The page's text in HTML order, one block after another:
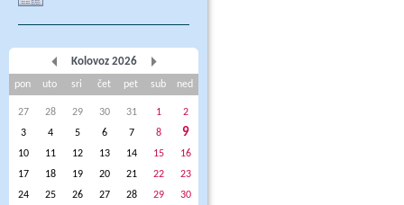
Kolovoz 2026
pon uto sri čet pet sub ned
27 28 29 30 31 1
2
3
4 5 6 7 8 9
10 11 12 13 14 15
16
17
18 19 20 21 22
23
24
25 26 27 28 29
30